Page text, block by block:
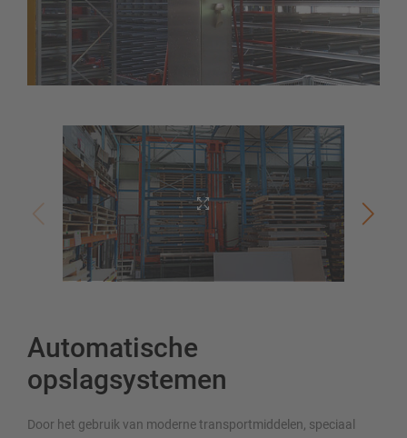
Automatische
opslagsystemen
Door het gebruik van moderne transportmiddelen, speciaal